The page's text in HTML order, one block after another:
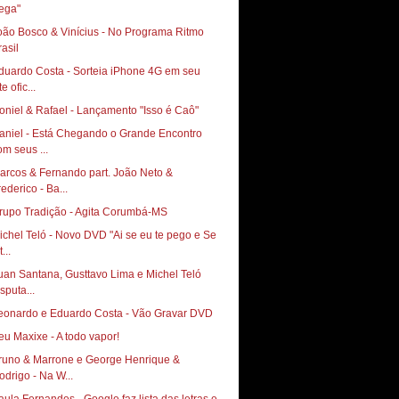
Bosco & Vinícius - No Programa Ritmo
Costa - Sorteia iPhone 4G em seu
ofic...
& Rafael - Lançamento "Isso é Caô"
- Está Chegando o Grande Encontro
seus ...
& Fernando part. João Neto &
- Ba...
Tradição - Agita Corumbá-MS
Teló - Novo DVD "Ai se eu te pego e Se
Santana, Gusttavo Lima e Michel Teló
e Eduardo Costa - Vão Gravar DVD
Seu Maxixe - A todo vapor!‏
& Marrone e George Henrique &
- Na W...